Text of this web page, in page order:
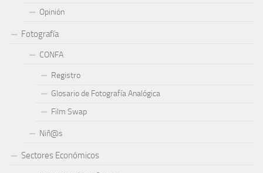
Opinión
Fotografía
CONFA
Registro
Glosario de Fotografía Analógica
Film Swap
Niñ@s
Sectores Económicos